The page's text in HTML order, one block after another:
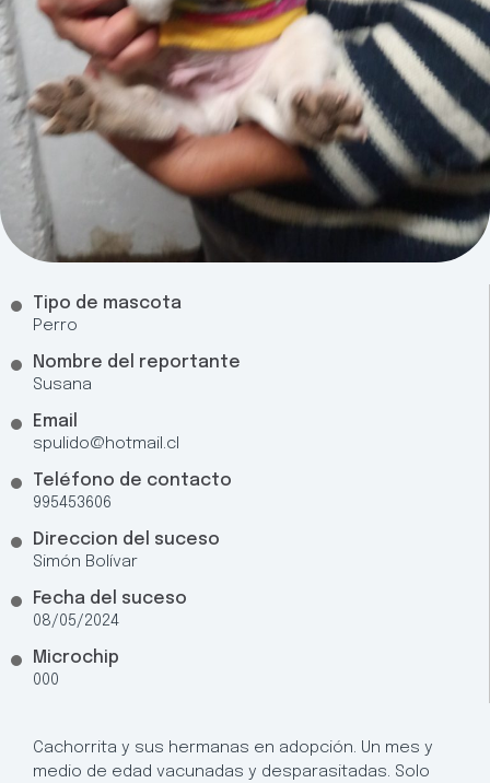
Tipo de mascota
Perro
Nombre del reportante
Susana
Email
spulido@hotmail.cl
Teléfono de contacto
995453606
Direccion del suceso
Simón Bolívar
Fecha del suceso
08/05/2024
Microchip
000
Cachorrita y sus hermanas en adopción. Un mes y
medio de edad vacunadas y desparasitadas. Solo